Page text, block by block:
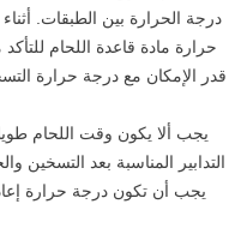
درجة الحرارة بين الطبقات.
حرارة مادة قاعدة اللحام
قدر الإمكان مع درجة حرارة
يجب ألا يكون وقت اللحام
التدابير المناسبة بعد التسخين
يجب أن تكون درجة حرارة